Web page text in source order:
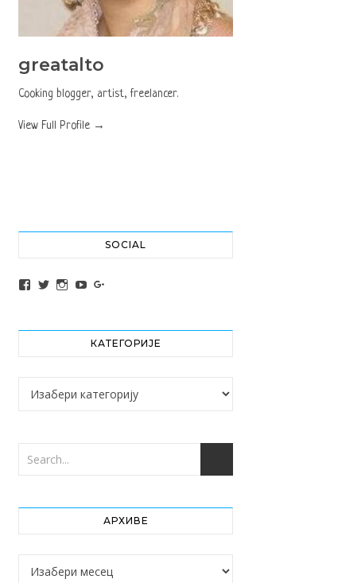
greatalto
Cooking blogger, artist, freelancer.
View Full Profile →
SOCIAL
View altochef’s profile on Facebook
View jovancica73’s profile on Twitter
View jovancica73’s profile on Instagram
View jovancica73’s profile on YouTube
КАТЕГОРИЈЕ
Категорије
АРХИВЕ
Архиве